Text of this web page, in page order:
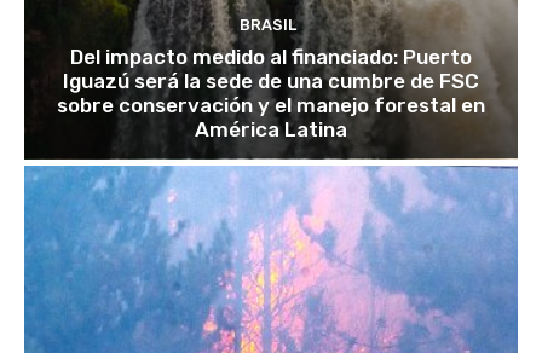
BRASIL
Del impacto medido al financiado: Puerto
Iguazú será la sede de una cumbre de FSC
sobre conservación y el manejo forestal en
América Latina